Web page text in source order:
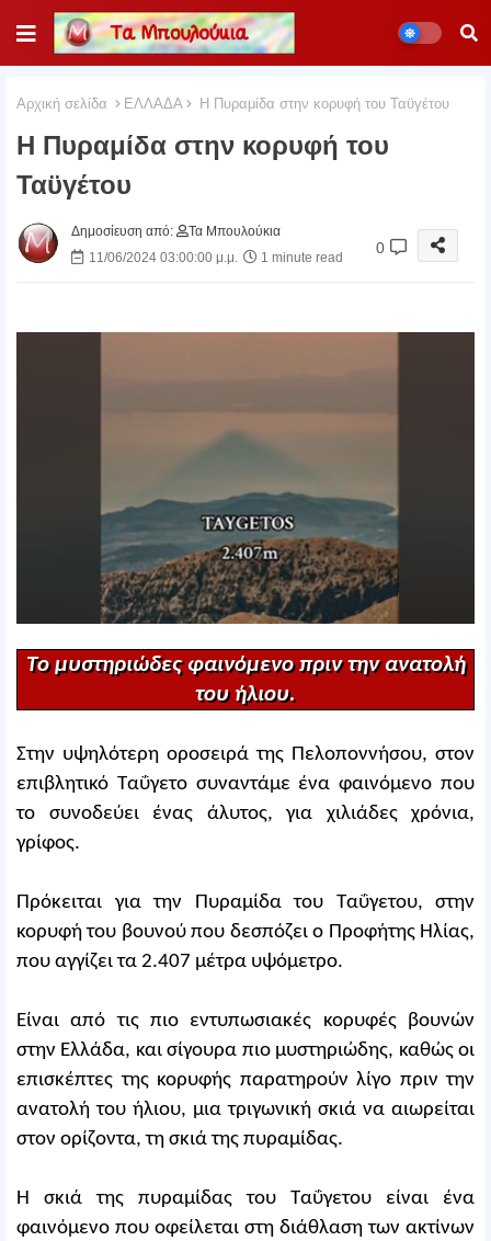
Αρχική σελίδα ΕΛΛΑΔΑ Η Πυραμίδα στην κορυφή του Ταϋγέτου
Η Πυραμίδα στην κορυφή του
Ταϋγέτου
Δημοσίευση από:
Τα Μπουλούκια
11/06/2024 03:00:00 μ.μ.
1 minute read
0
Tο μυστηριώδες φαινόμενο πριν την ανατολή
του ήλιου.
Στην υψηλότερη οροσειρά της Πελοποννήσου, στον
επιβλητικό Ταΰγετο συναντάμε ένα φαινόμενο που
το συνοδεύει ένας άλυτος, για χιλιάδες χρόνια,
γρίφος.
Πρόκειται για την Πυραμίδα του Ταΰγετου, στην
κορυφή του βουνού που δεσπόζει ο Προφήτης Ηλίας,
που αγγίζει τα 2.407 μέτρα υψόμετρο.
Είναι από τις πιο εντυπωσιακές κορυφές βουνών
στην Ελλάδα, και σίγουρα πιο μυστηριώδης, καθώς οι
επισκέπτες της κορυφής παρατηρούν λίγο πριν την
ανατολή του ήλιου, μια τριγωνική σκιά να αιωρείται
στον ορίζοντα, τη σκιά της πυραμίδας.
Η σκιά της πυραμίδας του Ταΰγετου είναι ένα
φαινόμενο που οφείλεται στη διάθλαση των ακτίνων